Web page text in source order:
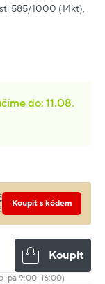
585/1000 (14kt).
do: 11.08.
Koupit s kódem
Koupit
9:00–16:00)